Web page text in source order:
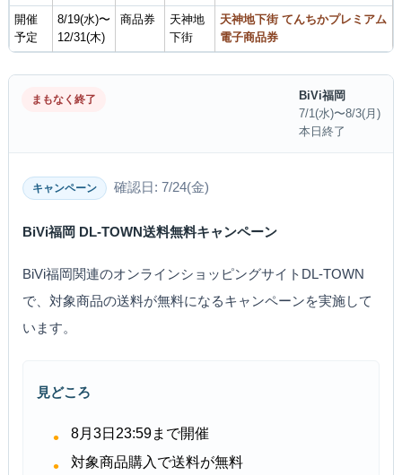
開催
予定
8/19(水)〜
12/31(木)
商品券
天神地
下街
天神地下街 てんちかプレミアム
電子商品券
まもなく終了
BiVi福岡
7/1(水)〜8/3(月)
本日終了
キャンペーン 確認日: 7/24(金)
BiVi福岡 DL-TOWN送料無料キャンペーン
BiVi福岡関連のオンラインショッピングサイトDL-TOWN
で、対象商品の送料が無料になるキャンペーンを実施して
います。
見どころ
8月3日23:59まで開催
対象商品購入で送料が無料